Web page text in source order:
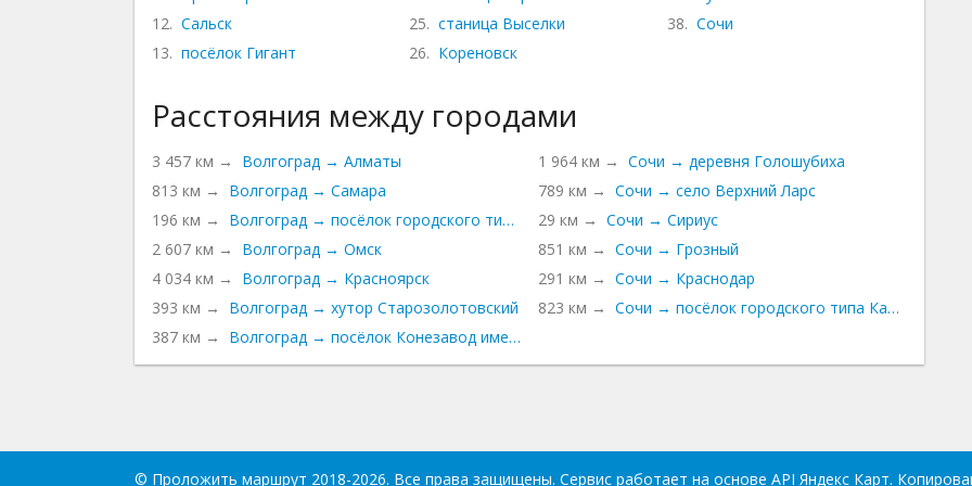
12. Сальск
13. посёлок Гигант
25. станица Выселки
26. Кореновск
38. Сочи
Расстояния между городами
3 457 км →
Волгоград → Алматы
813 км →
Волгоград → Самара
196 км →
Волгоград → посёлок городского типа Верхний Баскунчак
2 607 км →
Волгоград → Омск
4 034 км →
Волгоград → Красноярск
393 км →
Волгоград → хутор Старозолотовский
387 км →
Волгоград → посёлок Конезавод имени Будённого
1 964 км → Сочи → деревня Голошубиха
789 км → Сочи → село Верхний Ларс
29 км → Сочи → Сириус
851 км → Сочи → Грозный
291 км → Сочи → Краснодар
823 км → Сочи → посёлок городского типа Камышеваха
© Проложить маршрут 2018-2026. Все права защищены. Сервис работает на основе API Яндекс Карт.